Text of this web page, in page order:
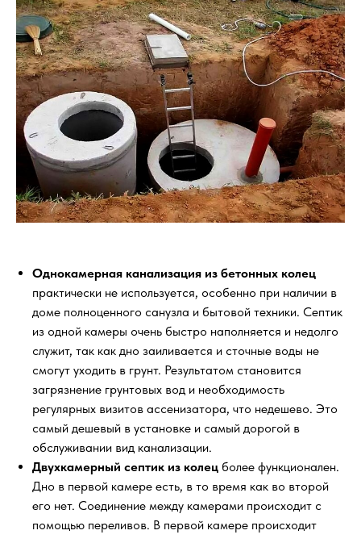
Однокамерная канализация из бетонных колец
практически не используется, особенно при наличии в
доме полноценного санузла и бытовой техники. Септик
из одной камеры очень быстро наполняется и недолго
служит, так как дно заиливается и сточные воды не
смогут уходить в грунт. Результатом становится
загрязнение грунтовых вод и необходимость
регулярных визитов ассенизатора, что недешево. Это
самый дешевый в установке и самый дорогой в
обслуживании вид канализации.
Двухкамерный септик из колец более функционален.
Дно в первой камере есть, в то время как во второй
его нет. Соединение между камерами происходит с
помощью переливов. В первой камере происходит